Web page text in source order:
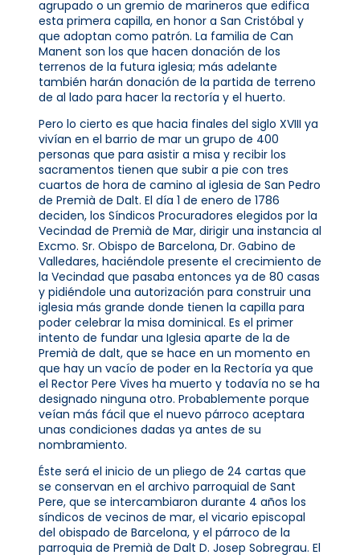
agrupado o un gremio de marineros que edifica
esta primera capilla, en honor a San Cristóbal y
que adoptan como patrón. La familia de Can
Manent son los que hacen donación de los
terrenos de la futura iglesia; más adelante
también harán donación de la partida de terreno
de al lado para hacer la rectoría y el huerto.
Pero lo cierto es que hacia finales del siglo XVIII ya
vivían en el barrio de mar un grupo de 400
personas que para asistir a misa y recibir los
sacramentos tienen que subir a pie con tres
cuartos de hora de camino al iglesia de San Pedro
de Premià de Dalt. El día 1 de enero de 1786
deciden, los Síndicos Procuradores elegidos por la
Vecindad de Premià de Mar, dirigir una instancia al
Excmo. Sr. Obispo de Barcelona, ​​Dr. Gabino de
Valledares, haciéndole presente el crecimiento de
la Vecindad que pasaba entonces ya de 80 casas
y pidiéndole una autorización para construir una
iglesia más grande donde tienen la capilla para
poder celebrar la misa dominical. Es el primer
intento de fundar una Iglesia aparte de la de
Premià de dalt, que se hace en un momento en
que hay un vacío de poder en la Rectoría ya que
el Rector Pere Vives ha muerto y todavía no se ha
designado ninguna otro. Probablemente porque
veían más fácil que el nuevo párroco aceptara
unas condiciones dadas ya antes de su
nombramiento.
Éste será el inicio de un pliego de 24 cartas que
se conservan en el archivo parroquial de Sant
Pere, que se intercambiaron durante 4 años los
síndicos de vecinos de mar, el vicario episcopal
del obispado de Barcelona, ​​y el párroco de la
parroquia de Premià de Dalt D. Josep Sobregrau. El